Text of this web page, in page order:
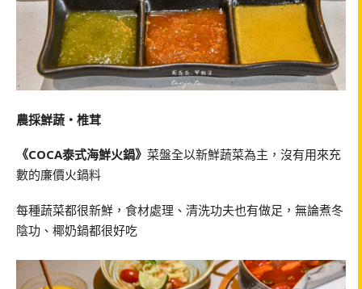
農採鮮蔬‧椎茸
《COCA泰式海鮮火鍋》 菜盤全以新鮮蔬菜為主，沒有用來充
數的廉價火鍋料
每種蔬菜都很新鮮，食材處理、清洗功夫也有做足，無論煮冬
陰功、椰奶鍋都很好吃